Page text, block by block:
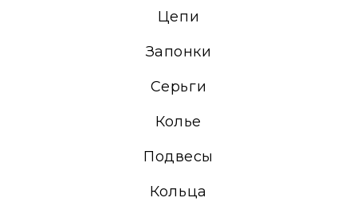
Цепи
Запонки
Серьги
Колье
Подвесы
Кольца